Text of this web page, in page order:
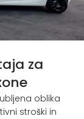
za
oblika
stroški in